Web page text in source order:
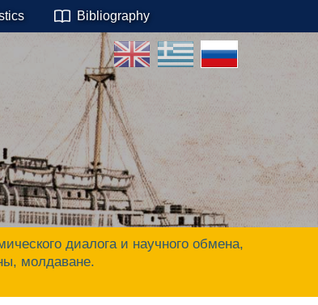
Bibliography
диалога и научного обмена,
молдаване.